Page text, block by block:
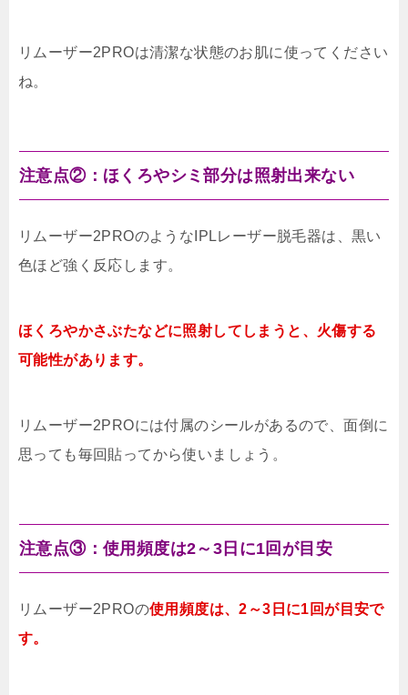
リムーザー2PROは清潔な状態のお肌に使ってください
ね。
注意点②：ほくろやシミ部分は照射出来ない
リムーザー2PROのようなIPLレーザー脱毛器は、黒い
色ほど強く反応します。
ほくろやかさぶたなどに照射してしまうと、火傷する
可能性があります。
リムーザー2PROには付属のシールがあるので、面倒に
思っても毎回貼ってから使いましょう。
注意点③：使用頻度は2～3日に1回が目安
リムーザー2PROの使用頻度は、2～3日に1回が目安で
す。